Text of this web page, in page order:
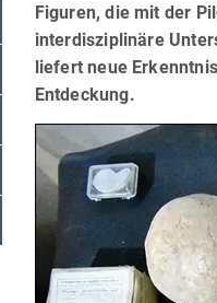
Figuren, die mit der
interdisziplinäre
liefert neue
Entdeckung.